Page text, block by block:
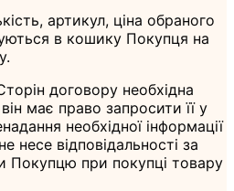
артикул, ціна обраного
в кошику Покупця на
договору необхідна
має право запросити її у
необхідної інформації
відповідальності за
Покупцю при покупці товару